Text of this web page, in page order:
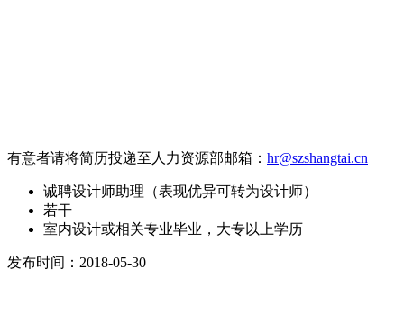
有意者请将简历投递至人力资源部邮箱： hr@szshangtai.cn
诚聘设计师助理（表现优异可转为设计师）
若干
室内设计或相关专业毕业，大专以上学历
发布时间：2018-05-30